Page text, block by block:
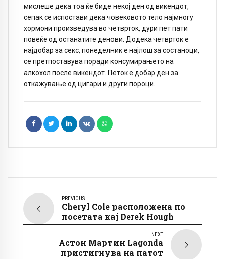
мислеше дека тоа ќе биде некој ден од викендот,
сепак се испостави дека човековото тело најмногу
хормони произведува во четврток, дури пет пати
повеќе од останатите денови. Додека четврток е
најдобар за секс, понеделник е најлош за состаноци,
се претпоставува поради консумирањето на
алкохол после викендот. Петок е добар ден за
откажување од цигари и други пороци.
PREVIOUS
Cheryl Cole расположена по
посетата кај Derek Hough
NEXT
Астон Мартин Lagonda
пристигнува на патот